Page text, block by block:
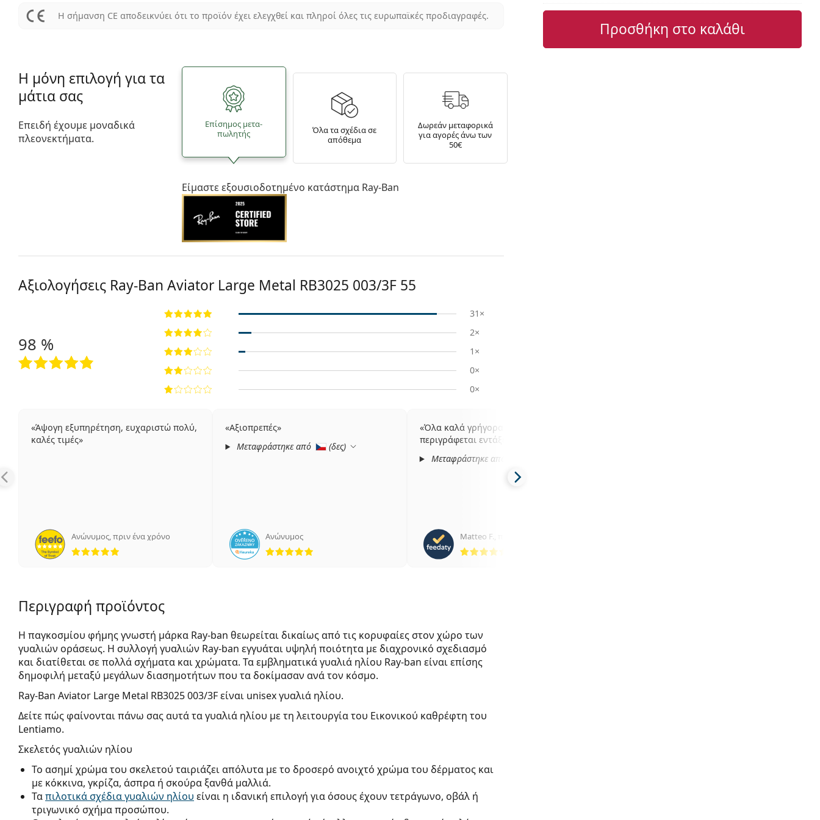
Η σήμανση CE αποδεικνύει ότι το προϊόν έχει ελεγχθεί και πληροί όλες τις ευρωπαϊκές προδιαγραφές.
Προσθήκη στο καλάθι
Η μόνη επιλογή για τα
μάτια σας
Επειδή έχουμε μοναδικά
πλεονεκτήματα.
Επίσημος μετα­
πωλητής
Όλα τα σχέδια σε
απόθεμα
Δωρεάν μεταφορικά
για αγορές άνω των
50€
Είμαστε εξουσιοδοτημένο κατάστημα Ray-Ban
Αξιολογήσεις Ray-Ban Aviator Large Metal RB3025 003/3F 55
98 %
31×
2×
1×
0×
0×
Άψογη εξυπηρέτηση, ευχαριστώ πολύ,
καλές τιμές
Ανώνυμος,πριν ένα χρόνο
5 αξιολογήσεις από 5
Αξιοπρεπές
Μεταφράστηκε από
(δες)
Ανώνυμος
Όλα καλά γρήγορα προϊόν όπως
περιγράφεται εντάξει αποστολή
Μεταφράστηκε από
Matteo F.
Περιγραφή προϊόντος
Η παγκοσμίου φήμης γνωστή μάρκα Ray-ban θεωρείται δικαίως από τις κορυφαίες στον χώρο των
γυαλιών οράσεως. Η συλλογή γυαλιών Ray-ban εγγυάται υψηλή ποιότητα με διαχρονικό σχεδιασμό
και διατίθεται σε πολλά σχήματα και χρώματα. Τα εμβληματικά γυαλιά ηλίου Ray-ban είναι επίσης
δημοφιλή μεταξύ μεγάλων διασημοτήτων που τα δοκίμασαν ανά τον κόσμο.
Ray-Ban Aviator Large Metal RB3025 003/3Fείναι unisex γυαλιά ηλίου.
Δείτε πώς φαίνονται πάνω σας αυτά τα γυαλιά ηλίου με τη λειτουργία του Εικονικού καθρέφτη του
Lentiamo.
Σκελετός γυαλιών ηλίου
Το ασημί χρώμα του σκελετού ταιριάζει απόλυτα με το δροσερό ανοιχτό χρώμα του δέρματος και
με κόκκινα, γκρίζα, άσπρα ή σκούρα ξανθά μαλλιά.
Ταπιλοτικά σχέδια γυαλιών ηλίου είναι η ιδανική επιλογή για όσους έχουν τετράγωνο, οβάλ ή
τριγωνικό σχήμα προσώπου.